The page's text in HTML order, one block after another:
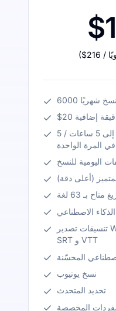
($216
شهريًا
يمكن أن يصل طول كل ملف إلى 5 ساعات / 5
اليومية للنسخ
(أعلى دقة)
متاح بـ 63 لغة
الاصطناعي
تنسيقات تصدير Word و CSV و PDF و TXT و
SRT و VTT
المحسّنة
نسخ يوتيوب
تحديد المتحدث
المخصصة